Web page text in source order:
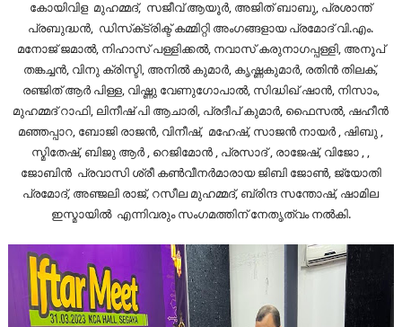
കോയിവിള മുഹമ്മദ്, സജീവ് ആയൂർ, അജിത് ബാബു, പ്രശാന്ത്
പ്രബുദ്ധൻ, ഡിസ്‌ക്‌ട്രിക്ട് കമ്മിറ്റി അംഗങ്ങളായ പ്രമോദ് വി.എം.
മനോജ്‌ ജമാൽ, നിഹാസ് പള്ളിക്കൽ, നവാസ് കരുനാഗപ്പള്ളി, അനൂപ്
തങ്കച്ചൻ, വിനു ക്രിസ്ടി, അനിൽ കുമാർ, കൃഷ്ണകുമാർ, രതിൻ തിലക്,
രഞ്ജിത് ആർ പിള്ള, വിഷ്ണു വേണുഗോപാൽ, സിദ്ധിഖ് ഷാൻ, നിസാം,
മുഹമ്മദ് റാഫി, ലിനീഷ് പി ആചാരി, പ്രദീപ് കുമാർ, ഫൈസൽ, ഷഹീൻ
മഞ്ഞപ്പാറ, ബോജി രാജൻ, വിനീഷ്, മഹേഷ്, സാജൻ നായർ , ഷിബു ,
സ്മിതേഷ്, ബിജു ആർ , റെജിമോൻ , പ്രസാദ് , രാജേഷ്, വിജോ , ,
ജോബിൻ പ്രവാസി ശ്രീ കൺവീനർമാരായ ജിബി ജോൺ, ജ്യോതി
പ്രമോദ്, അഞ്ജലി രാജ്, റസീല മുഹമ്മദ്, ബ്രിന്ദ സന്തോഷ്, ഷാമില
ഇസ്മായിൽ എന്നിവരും സംഗമത്തിന് നേതൃത്വം നല്‍കി.